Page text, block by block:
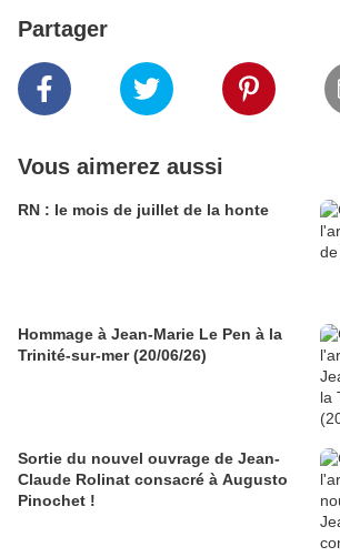
Partager
Vous aimerez aussi
RN : le mois de juillet de la honte
Hommage à Jean-Marie Le Pen à la
Trinité-sur-mer (20/06/26)
Sortie du nouvel ouvrage de Jean-
Claude Rolinat consacré à Augusto
Pinochet !